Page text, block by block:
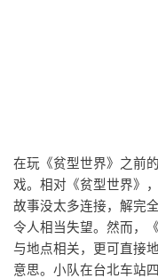
在玩《贫型世界》之前
戏。相对《贫型世界》
故事没太多连接，解完
令人相当失望。然而，
与地点相关，更可直接
意思。小队在台北车站